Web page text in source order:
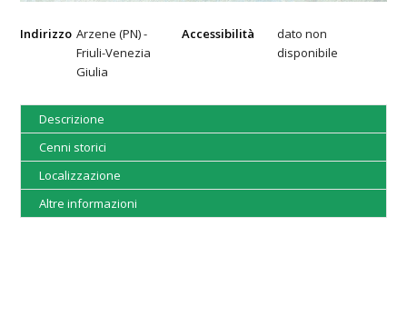
Indirizzo Arzene (PN) -
Friuli-Venezia
Giulia
Accessibilità
dato non
disponibile
Descrizione
Cenni storici
Localizzazione
Altre informazioni